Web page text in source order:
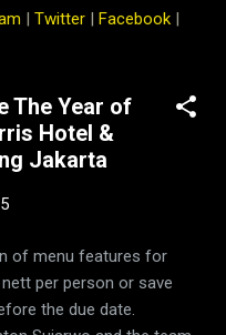
| Twitter | Facebook |
The Year of
Hotel &
Jakarta
of menu features for
nett per person or save
the due date.